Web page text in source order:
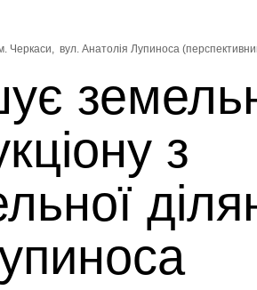
м. Черкаси, вул. Анатолія Лупиноса
з